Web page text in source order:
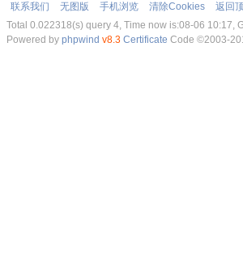
联系我们 无图版 手机浏览 清除Cookies
返回
Total 0.022318(s) query 4, Time now is:08-06 10:17,
Powered by phpwind v8.3 Certificate Code ©2003-